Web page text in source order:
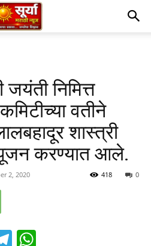
निमित्त
वतीने
शास्त्री
पूजन करण्यात आले.
2, 2020 0
418
Telegram